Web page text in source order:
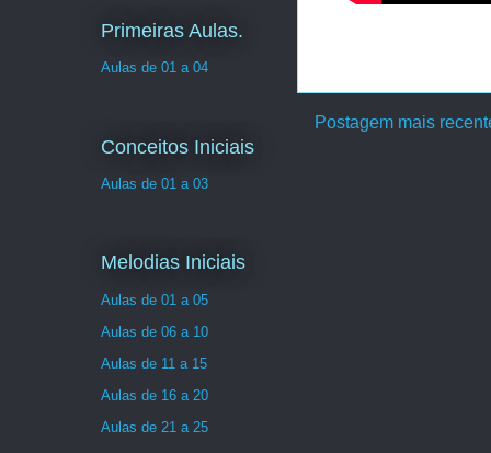
Postagem mais
Primeiras Aulas.
Aulas de 01 a 04
Conceitos Iniciais
Aulas de 01 a 03
Melodias Iniciais
Aulas de 01 a 05
Aulas de 06 a 10
Aulas de 11 a 15
Aulas de 16 a 20
Aulas de 21 a 25